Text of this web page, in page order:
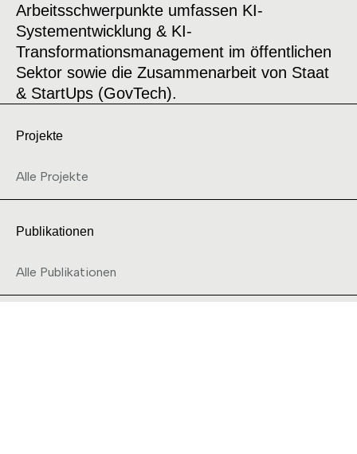
Arbeitsschwerpunkte umfassen KI-
Systementwicklung & KI-
Transformationsmanagement im öffentlichen
Sektor sowie die Zusammenarbeit von Staat
& StartUps (GovTech).
Projekte
Alle Projekte
Publikationen
Alle Publikationen